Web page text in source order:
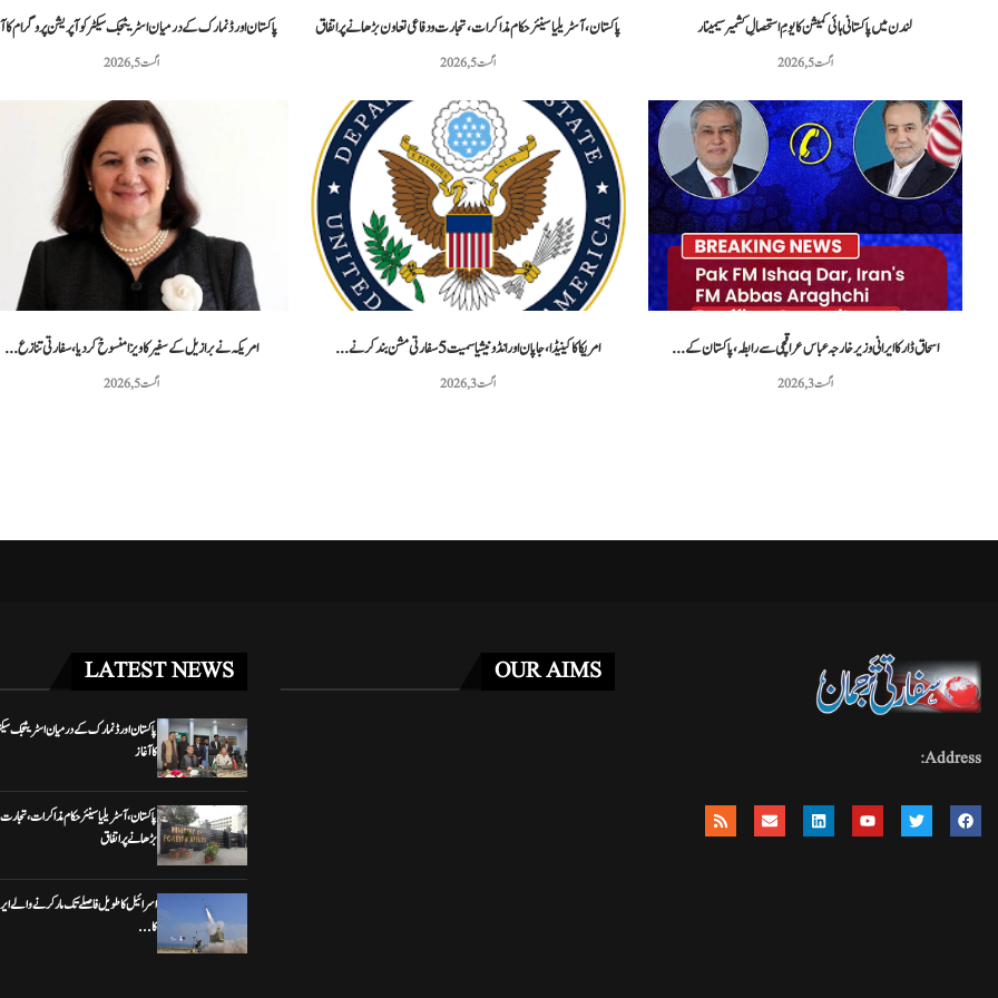
پاکستان اور ڈنمارک کے درمیان اسٹریٹجک سیکٹر کوآپریشن پروگرام کا
اگست 5, 2026
پاکستان، آسٹریلیا سینئر حکام مذاکرات، تجارت و دفاعی تعاون بڑھانے پر اتفاق
اگست 5, 2026
لندن میں پاکستانی ہائی کمیشن کا یومِ استحصالِ کشمیر سیمینار
اگست 5, 2026
امریکہ نے برازیل کے سفیر کا ویزا منسوخ کر دیا، سفارتی تنازع...
اگست 5, 2026
امریکا کا کینیڈا، جاپان اور انڈونیشیا سمیت 5 سفارتی مشن بند کرنے...
اگست 3, 2026
اسحاق ڈار کا ایرانی وزیر خارجہ عباس عراقچی سے رابطہ، پاکستان کے...
اگست 3, 2026
Address:
OUR AIMS
LATEST NEWS
پاکستان اور ڈنمارک کے درمیان اسٹریٹجک
کا آغاز
پاکستان، آسٹریلیا سینئر حکام مذاکرات،
بڑھانے پر اتفاق
اسرائیل کا طویل فاصلے تک مار کرنے والے
کا...